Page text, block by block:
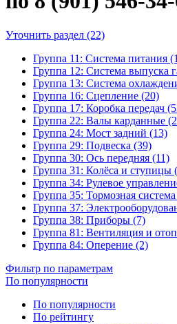
Уточнить раздел (22)
Группа 11: Система питания
Группа 12: Система выпуска
Группа 13: Система
Группа 16: Сцепление (20)
Группа 17: Коробка передач
Группа 22: Валы карданные
Группа 24: Мост задний (13)
Группа 29: Подвеска (39)
Группа 30: Ось передняя (11)
Группа 31: Колёса и ступицы
Группа 34: Рулевое
Группа 35: Тормозная
Группа 37:
Группа 38: Приборы (7)
Группа 81: Вентиляция и
Группа 84: Оперение (2)
Фильтр по параметрам
По популярности
По популярности
По рейтингу